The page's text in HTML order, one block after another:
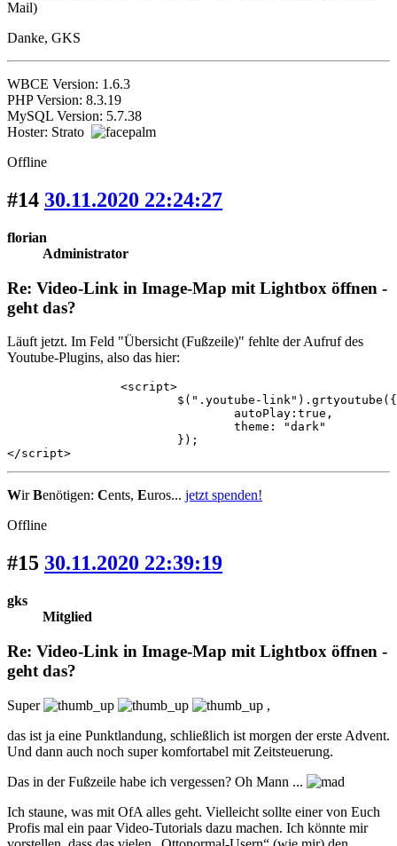
Mail)
Danke, GKS
WBCE Version: 1.6.3
PHP Version: 8.3.19
MySQL Version: 5.7.38
Hoster: Strato
Offline
#14 30.11.2020 22:24:27
florian
Administrator
Re: Video-Link in Image-Map mit Lightbox öffnen -
geht das?
Läuft jetzt. Im Feld "Übersicht (Fußzeile)" fehlte der Aufruf des
Youtube-Plugins, also das hier:
</script>
WirBenötigen: Cents, Euros... jetzt spenden!
Offline
#15 30.11.2020 22:39:19
gks
Mitglied
Re: Video-Link in Image-Map mit Lightbox öffnen -
geht das?
Super
,
das ist ja eine Punktlandung, schließlich ist morgen der erste Advent.
Und dann auch noch super komfortabel mit Zeitsteuerung.
Das in der Fußzeile habe ich vergessen? Oh Mann ...
Ich staune, was mit OfA alles geht. Vielleicht sollte einer von Euch
Profis mal ein paar Video-Tutorials dazu machen. Ich könnte mir